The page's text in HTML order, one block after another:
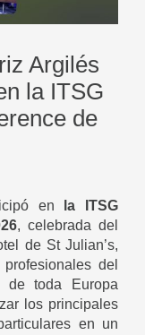
Argilés
la ITSG
de
en
la ITSG
, celebrada del
de St Julian’s,
del
de toda Europa
los principales
en un